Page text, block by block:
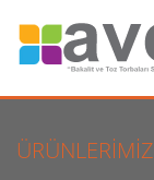
ÜRÜNLERIMIZ